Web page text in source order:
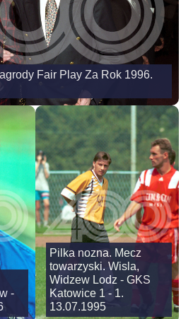
Fair Play Za Rok 1996.
-
Pilka nozna. Mecz
towarzyski. Wisla,
Widzew Lodz - GKS
Katowice 1 - 1.
13.07.1995